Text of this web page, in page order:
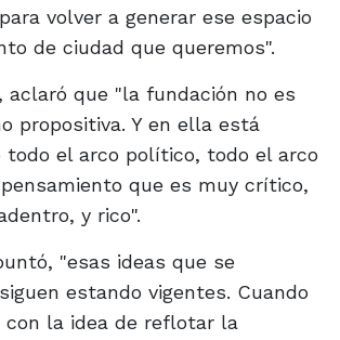
volver a generar ese espacio
de ciudad que queremos".
aclaró que "la fundación no es
propositiva. Y en ella está
todo el arco político, todo el arco
que es muy crítico,
y rico".
"esas ideas que se
estando vigentes. Cuando
con la idea de reflotar la